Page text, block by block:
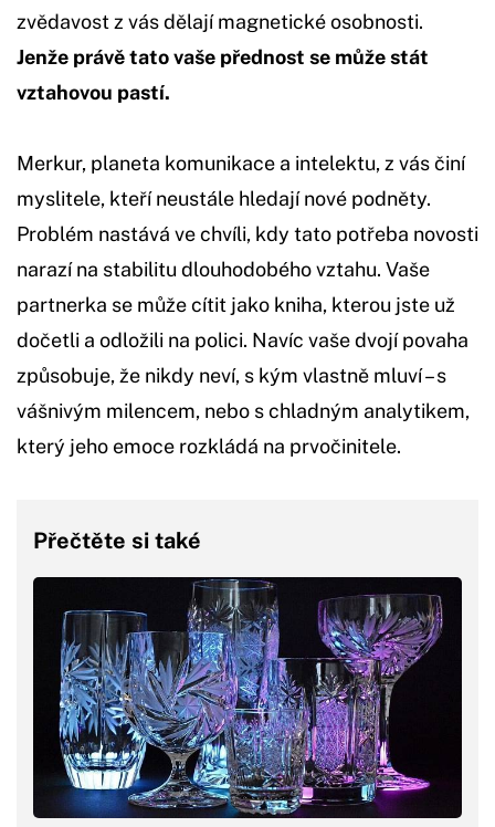
zvědavost z vás dělají magnetické osobnosti.
Jenže právě tato vaše přednost se může stát
vztahovou pastí.
Merkur, planeta komunikace a intelektu, z vás činí
myslitele, kteří neustále hledají nové podněty.
Problém nastává ve chvíli, kdy tato potřeba novosti
narazí na stabilitu dlouhodobého vztahu. Vaše
partnerka se může cítit jako kniha, kterou jste už
dočetli a odložili na polici. Navíc vaše dvojí povaha
způsobuje, že nikdy neví, s kým vlastně mluví – s
vášnivým milencem, nebo s chladným analytikem,
který jeho emoce rozkládá na prvočinitele.
Přečtěte si také